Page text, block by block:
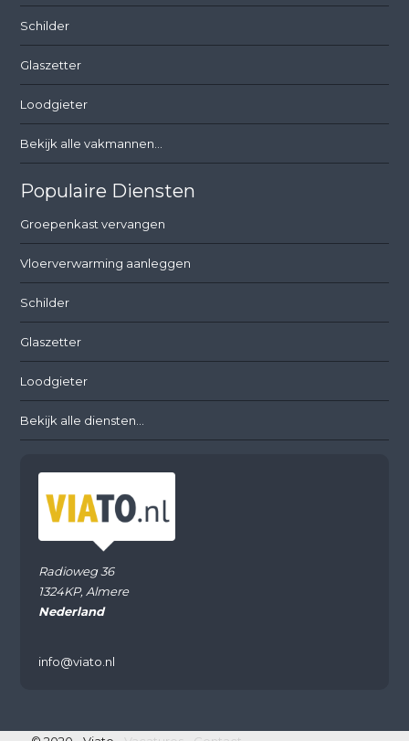
Schilder
Glaszetter
Loodgieter
Bekijk alle vakmannen...
Populaire Diensten
Groepenkast vervangen
Vloerverwarming aanleggen
Schilder
Glaszetter
Loodgieter
Bekijk alle diensten...
Radioweg 36
1324KP, Almere
Nederland
info@viato.nl